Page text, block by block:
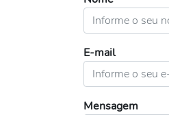
E-mail
Mensagem